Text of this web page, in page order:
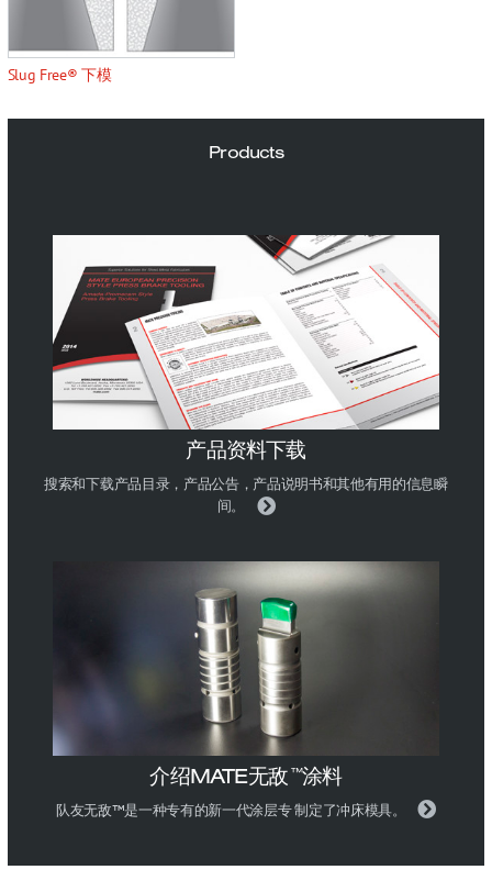
Slug Free® 下模
Products
产品资料下载
搜索和下载产品目录，产品公告，产品说明书和其他有用的信息瞬
间。
介绍MATE无敌 ™涂料
队友无敌™是一种专有的新一代涂层专 制定了冲床模具。